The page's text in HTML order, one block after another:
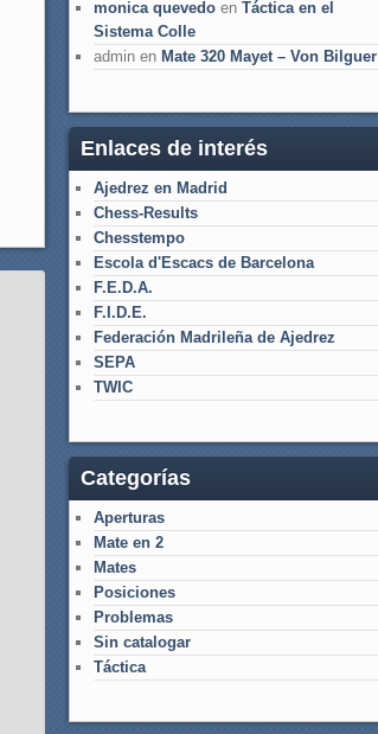
monica quevedo en Táctica en el
Sistema Colle
admin en Mate 320 Mayet – Von Bilguer
Enlaces de interés
Ajedrez en Madrid
Chess-Results
Chesstempo
Escola d'Escacs de Barcelona
F.E.D.A.
F.I.D.E.
Federación Madrileña de Ajedrez
SEPA
TWIC
Categorías
Aperturas
Mate en 2
Mates
Posiciones
Problemas
Sin catalogar
Táctica